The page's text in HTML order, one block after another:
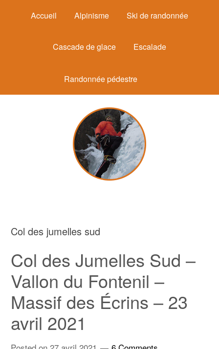
Accueil Alpinisme Ski de randonnée
Cascade de glace Escalade
Randonnée pédestre
Col des jumelles sud
Col des Jumelles Sud –
Vallon du Fontenil –
Massif des Écrins – 23
avril 2021